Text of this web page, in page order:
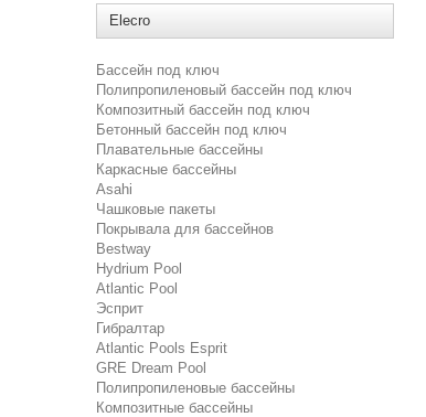
Elecro
Бассейн под ключ
Полипропиленовый бассейн под ключ
Композитный бассейн под ключ
Бетонный бассейн под ключ
Плавательные бассейны
Каркасные бассейны
Asahi
Чашковые пакеты
Покрывала для бассейнов
Bestway
Hydrium Pool
Atlantic Pool
Эсприт
Гибралтар
Atlantic Pools Esprit
GRE Dream Pool
Полипропиленовые бассейны
Композитные бассейны